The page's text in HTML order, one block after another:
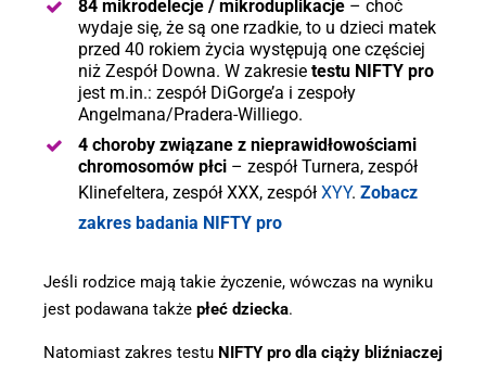
84 mikrodelecje / mikroduplikacje – choć
wydaje się, że są one rzadkie, to u dzieci matek
przed 40 rokiem życia występują one częściej
niż Zespół Downa. W zakresie testu NIFTY pro
jest m.in.: zespół DiGorge’a i zespoły
Angelmana/Pradera-Williego.
4 choroby związane z nieprawidłowościami
chromosomów płci – zespół Turnera, zespół
Klinefeltera, zespół XXX, zespół XYY. Zobacz
zakres badania NIFTY pro
Jeśli rodzice mają takie życzenie, wówczas na wyniku
jest podawana także płeć dziecka.
Natomiast zakres testu NIFTY pro dla ciąży bliźniaczej